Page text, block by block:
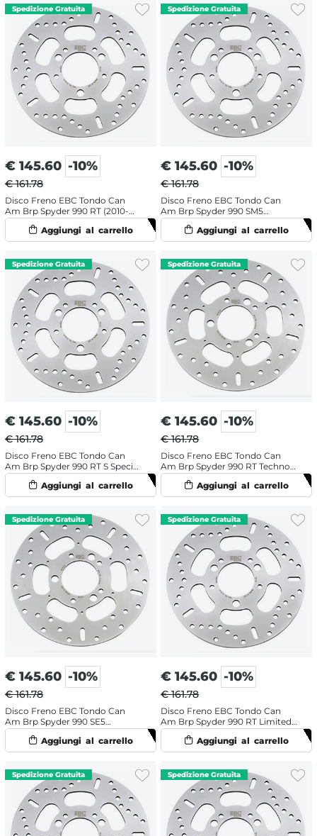
€ 145.60 -10%
€ 161.78
Disco Freno EBC Tondo Can
Am Brp Spyder 990 RT (2010-
2014) Anteriore
€ 145.60 -10%
€ 161.78
Disco Freno EBC Tondo Can
Am Brp Spyder 990 SM5
Roadster (2008-2009) Anteriore
€ 145.60 -10%
€ 161.78
Disco Freno EBC Tondo Can
Am Brp Spyder 990 RT S Special
Edition (2010-2014) Anteriore
€ 145.60 -10%
€ 161.78
Disco Freno EBC Tondo Can
Am Brp Spyder 990 RT Techno
(2010-2012) Posteriore
€ 145.60 -10%
€ 161.78
Disco Freno EBC Tondo Can
Am Brp Spyder 990 SE5
Roadster (2008-2009)
Posteriore
€ 145.60 -10%
€ 161.78
Disco Freno EBC Tondo Can
Am Brp Spyder 990 RT Limited
(2011-2014) Anteriore